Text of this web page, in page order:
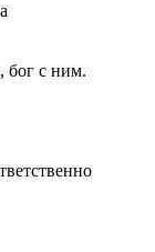
бог с ним.